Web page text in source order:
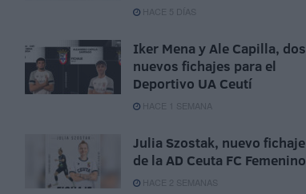
HACE 5 DÍAS
Iker Mena y Ale Capilla, dos
nuevos fichajes para el
Deportivo UA Ceutí
HACE 1 SEMANA
Julia Szostak, nuevo fichaje
de la AD Ceuta FC Femenino
HACE 2 SEMANAS